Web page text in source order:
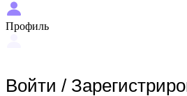
Профиль
Войти /